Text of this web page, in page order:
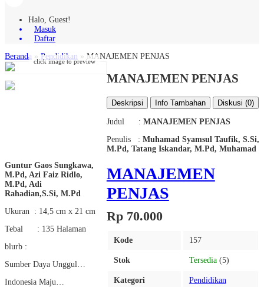
Halo, Guest!
Masuk
Daftar
Beranda » Pendidikan » MANAJEMEN PENJAS
click image to preview
MANAJEMEN
PENJAS
Rp 70.000
Kode 157
Stok Tersedia(5)
Kategori Pendidikan
MANAJEMEN PENJAS
Deskripsi Info Tambahan Diskusi (0)
Judul : MANAJEMEN PENJAS
Penulis : Muhamad Syamsul Taufik, S.Si,
M.Pd, Tatang Iskandar, M.Pd, Muhamad
Guntur Gaos Sungkawa,
M.Pd, Azi Faiz Ridlo,
M.Pd, Adi
Rahadian,S.Si, M.Pd
Ukuran : 14,5 cm x 21 cm
Tebal : 135 Halaman
blurb :
Sumber Daya Unggul…
Indonesia Maju…